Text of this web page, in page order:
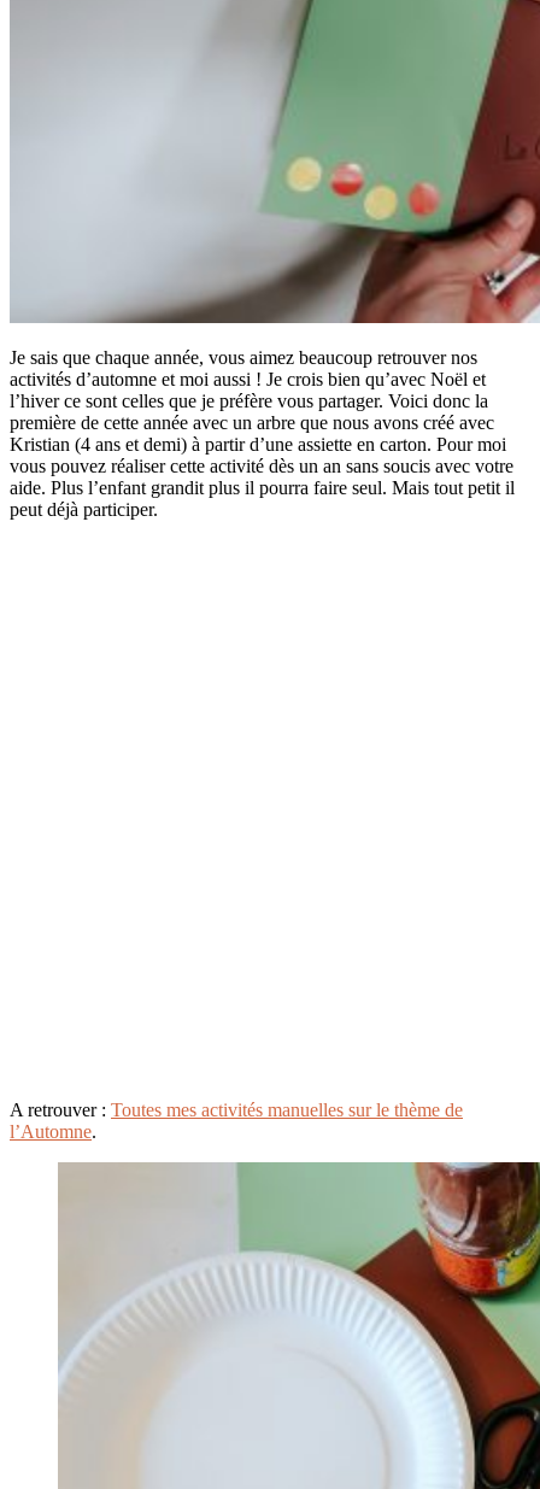
Je sais que chaque année, vous aimez beaucoup retrouver nos
activités d’automne et moi aussi ! Je crois bien qu’avec Noël et
l’hiver ce sont celles que je préfère vous partager. Voici donc la
première de cette année avec un arbre que nous avons créé avec
Kristian (4 ans et demi) à partir d’une assiette en carton. Pour moi
vous pouvez réaliser cette activité dès un an sans soucis avec votre
aide. Plus l’enfant grandit plus il pourra faire seul. Mais tout petit il
peut déjà participer.
A retrouver : Toutes mes activités manuelles sur le thème de
l’Automne.